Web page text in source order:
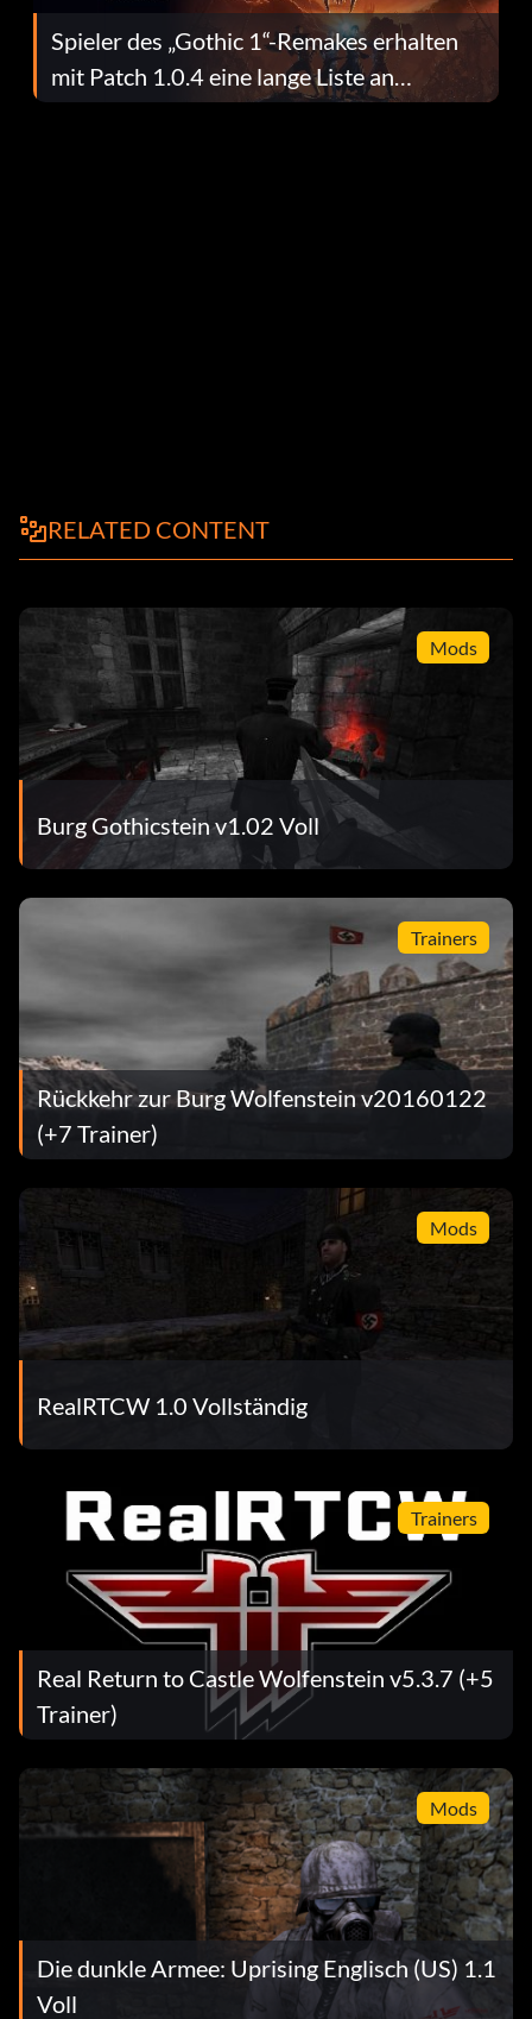
Spieler des „Gothic 1“-Remakes erhalten
mit Patch 1.0.4 eine lange Liste an
Fehlerbehebungen
RELATED CONTENT
Mods
Burg Gothicstein v1.02 Voll
Trainers
Rückkehr zur Burg Wolfenstein v20160122
(+7 Trainer)
Mods
RealRTCW 1.0 Vollständig
Trainers
Real Return to Castle Wolfenstein v5.3.7 (+5
Trainer)
Mods
Die dunkle Armee: Uprising Englisch (US) 1.1
Voll